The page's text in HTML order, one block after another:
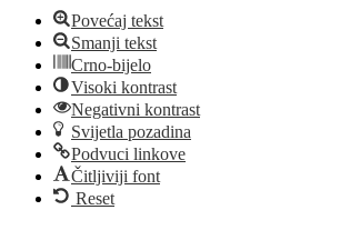
Povećaj tekst
Smanji tekst
Crno-bijelo
Visoki kontrast
Negativni kontrast
Svijetla pozadina
Podvuci linkove
Čitljiviji font
Reset